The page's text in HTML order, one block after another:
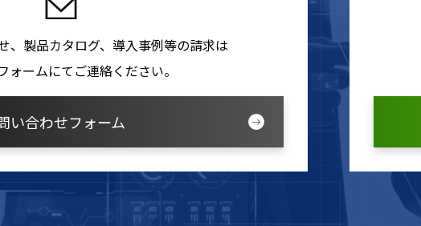
、製品カタログ、導入事例等の請求は
ォームにてご連絡ください。
い合わせフォーム